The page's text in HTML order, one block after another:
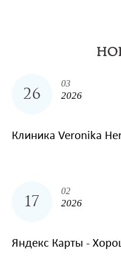
26
03
2026
Клиника Veronika
17
02
2026
Яндекс Карты -